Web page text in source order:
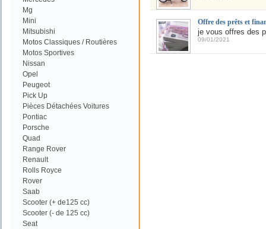
Mg
Mini
Mitsubishi
Motos Classiques / Routières
Motos Sportives
Nissan
Opel
Peugeot
Pick Up
Pièces Détachées Voitures
Pontiac
Porsche
Quad
Range Rover
Renault
Rolls Royce
Rover
Saab
Scooter (+ de125 cc)
Scooter (- de 125 cc)
Seat
Offre des prêts et
je vous offres des
09/01/2021